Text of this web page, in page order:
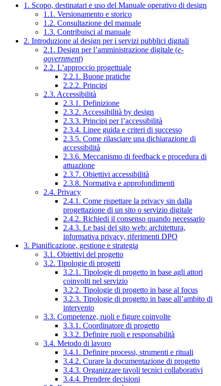
1. Scopo, destinatari e uso del Manuale operativo di design
1.1. Versionamento e storico
1.2. Consultazione del manuale
1.3. Contribuisci al manuale
2. Introduzione al design per i servizi pubblici digitali
2.1. Design per l’amministrazione digitale (e-
government)
2.2. L’approccio progettuale
2.2.1. Buone pratiche
2.2.2. Principi
2.3. Accessibilità
2.3.1. Definizione
2.3.2. Accessibilità by design
2.3.3. Principi per l’accessibilità
2.3.4. Linee guida e criteri di successo
2.3.5. Come rilasciare una dichiarazione di
accessibilità
2.3.6. Meccanismo di feedback e procedura di
attuazione
2.3.7. Obiettivi accessibilità
2.3.8. Normativa e approfondimenti
2.4. Privacy
2.4.1. Come rispettare la privacy sin dalla
progettazione di un sito o servizio digitale
2.4.2. Richiedi il consenso quando necessario
2.4.3. Le basi del sito web: architettura,
informativa privacy, riferimenti DPO
3. Pianificazione, gestione e strategia
3.1. Obiettivi del progetto
3.2. Tipologie di progetti
3.2.1. Tipologie di progetto in base agli attori
coinvolti nel servizio
3.2.2. Tipologie di progetto in base al focus
3.2.3. Tipologie di progetto in base all’ambito di
intervento
3.3. Competenze, ruoli e figure coinvolte
3.3.1. Coordinatore di progetto
3.3.2. Definire ruoli e responsabilità
3.4. Metodo di lavoro
3.4.1. Definire processi, strumenti e rituali
3.4.2. Curare la documentazione di progetto
3.4.3. Organizzare tavoli tecnici collaborativi
3.4.4. Prendere decisioni